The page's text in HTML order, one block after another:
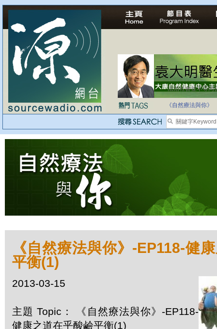
法治社會並不等同
《自然療法與你》
《自然療法與你》-EP118-健
平衡(1)
2013-03-15
主題 Topic： 《自然療法與你》-EP118-
健康之道在乎酸鹼平衡(1)